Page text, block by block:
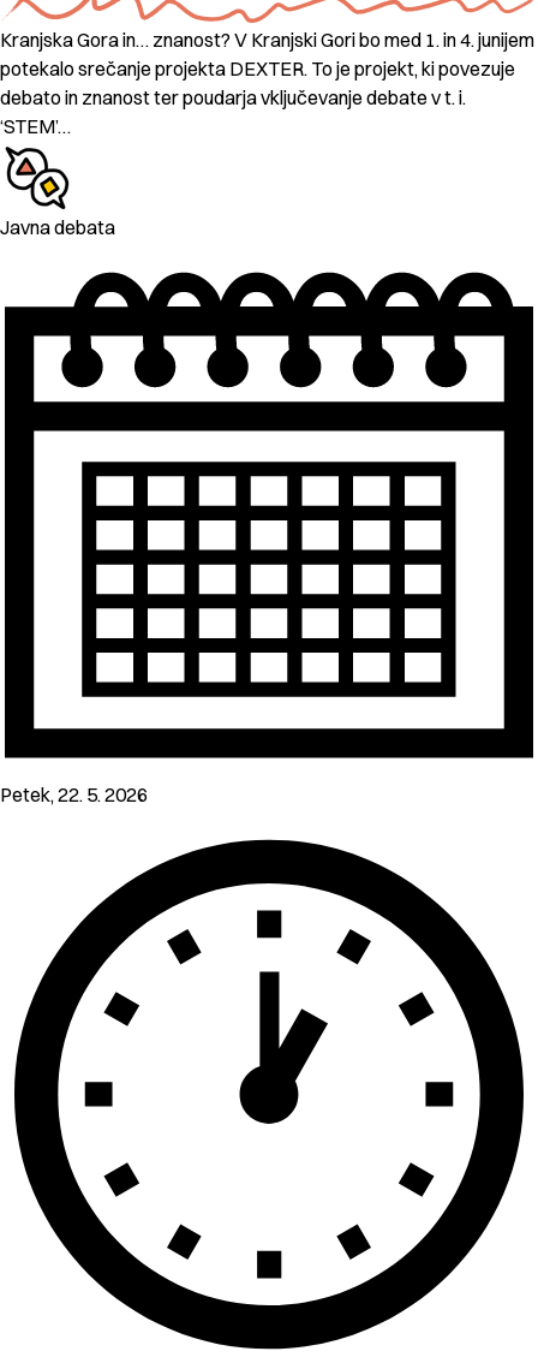
Kranjska Gora in… znanost? V Kranjski Gori bo med 1. in 4. junijem
potekalo srečanje projekta DEXTER. To je projekt, ki povezuje
debato in znanost ter poudarja vključevanje debate v t. i.
‘STEM’…
Javna debata
Petek, 22. 5. 2026